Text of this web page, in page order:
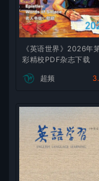
《英语世界》2026年
彩精校PDF杂志下载
超频